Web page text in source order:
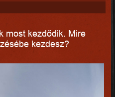
most kezdődik. Mire
kezdesz?